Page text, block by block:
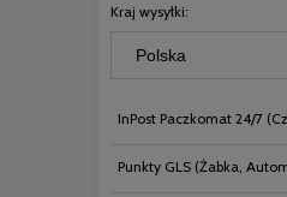
Kraj wysyłki:
InPost Paczkomat 24/7
Punkty GLS (Żabka,